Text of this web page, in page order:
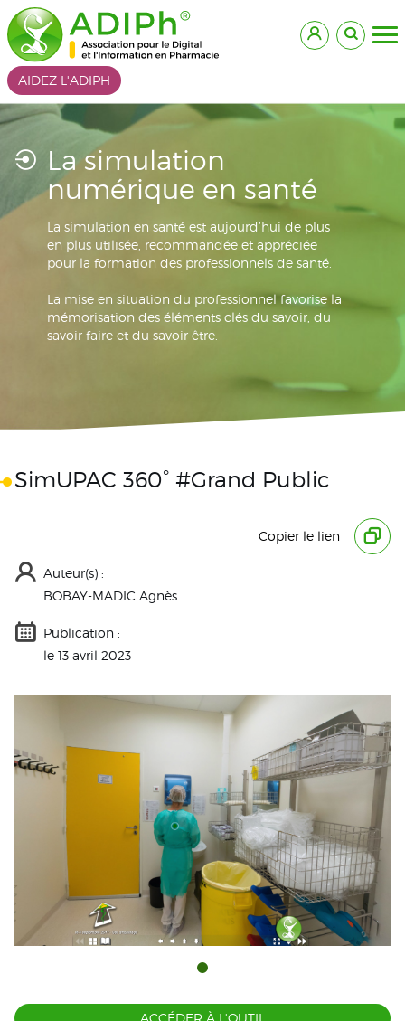
AIDEZ L'ADIPH
La simulation
numérique en santé
La simulation en santé est aujourd’hui de plus
en plus utilisée, recommandée et appréciée
pour la formation des professionnels de santé.
La mise en situation du professionnel favorise la
mémorisation des éléments clés du savoir, du
savoir faire et du savoir être.
SimUPAC 360° #Grand Public
Copier le lien
Auteur(s) :
BOBAY-MADIC Agnès
Publication :
le 13 avril 2023